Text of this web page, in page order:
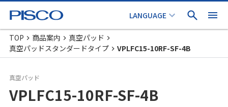
TOP 商品案内
真空パッド
真空パッドスタンダードタイプ
VPLFC15-10RF-SF-4B
真空パッド
VPLFC15-10RF-SF-4B